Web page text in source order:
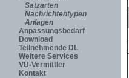
Satzarten
Nachrichtentypen
Anlagen
Anpassungsbedarf
Download
Teilnehmende DL
Weitere Services
VU-Vermittler
Kontakt